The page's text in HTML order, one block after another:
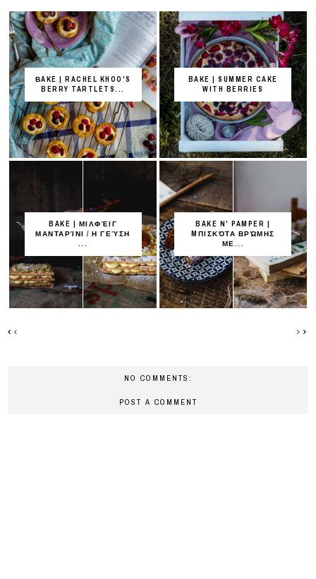
ΒAKE | RACHEL KHOO'S
BERRY TARTLETS...
BAKE | SUMMER CAKE
WITH BERRIES
BAKE | ΜΙΛΦΈΙΓ
ΜΑΝΤΑΡΊΝΙ / Η ΓΕΎΣΗ
...
BAKE N' PAMPER |
MΠΙΣΚΌΤΑ ΒΡΏΜΗΣ
ΜΕ...
NO COMMENTS:
POST A COMMENT